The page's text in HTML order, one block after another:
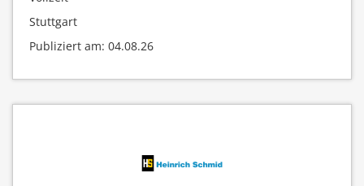
Stuttgart
Publiziert am: 04.08.26